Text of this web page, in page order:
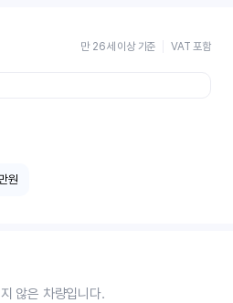
만 26세 이상 기준 VAT 포함
만원
않은 차량입니다.